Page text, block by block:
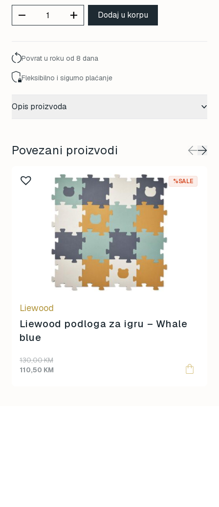
remove add Dodaj u korpu
Povrat u roku od 8 dana
Fleksibilno i sigurno plaćanje
Opis proizvoda
Povezani proizvodi
%SALE
Liewood
Liewood podloga za igru – Whale
blue
130,00KM
Original
price
110,50 KM
Current
price